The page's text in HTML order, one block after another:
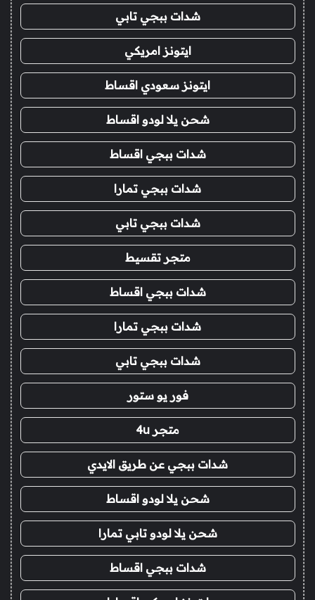
شدات ببجي تابي
ايتونز امريكي
ايتونز سعودي اقساط
شحن يلا لودو اقساط
شدات ببجي اقساط
شدات ببجي تمارا
شدات ببجي تابي
متجر تقسيط
شدات ببجي اقساط
شدات ببجي تمارا
شدات ببجي تابي
فور يو ستور
متجر 4u
شدات ببجي عن طريق الايدي
شحن يلا لودو اقساط
شحن يلا لودو تابي تمارا
شدات ببجي اقساط